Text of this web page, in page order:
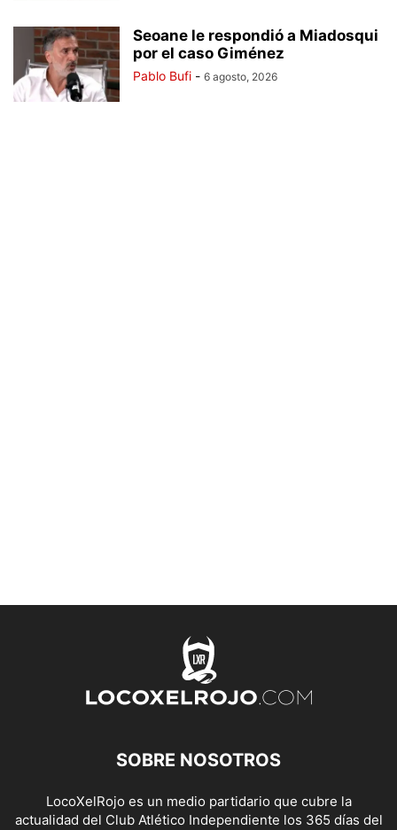
Seoane le respondió a Miadosqui
por el caso Giménez
Pablo Bufi - 6 agosto, 2026
SOBRE NOSOTROS
LocoXelRojo es un medio partidario que cubre la
actualidad del Club Atlético Independiente los 365 días del